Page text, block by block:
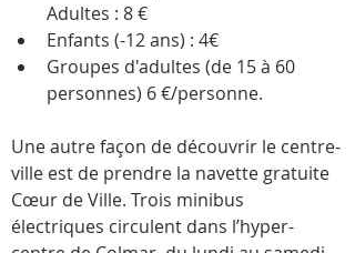
Adultes : 8 €
Enfants (-12 ans) : 4€
Groupes d'adultes (de 15 à 60
personnes) 6 €/personne.
Une autre façon de découvrir le centre-
ville est de prendre la navette gratuite
Cœur de Ville. Trois minibus
électriques circulent dans l’hyper-